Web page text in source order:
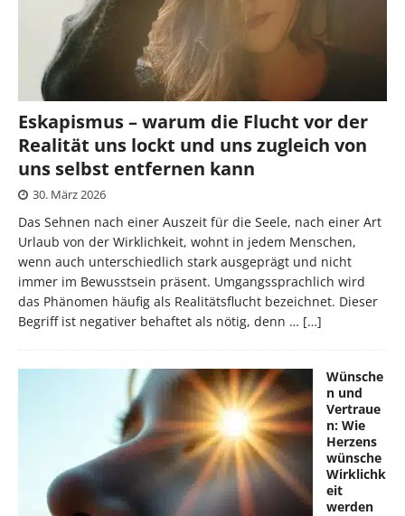
Eskapismus – warum die Flucht vor der
Realität uns lockt und uns zugleich von
uns selbst entfernen kann
30. März 2026
Das Sehnen nach einer Auszeit für die Seele, nach einer Art
Urlaub von der Wirklichkeit, wohnt in jedem Menschen,
wenn auch unterschiedlich stark ausgeprägt und nicht
immer im Bewusstsein präsent. Umgangssprachlich wird
das Phänomen häufig als Realitätsflucht bezeichnet. Dieser
Begriff ist negativer behaftet als nötig, denn … […]
Wünsche
n und
Vertraue
n: Wie
Herzens
wünsche
Wirklichk
eit
werden